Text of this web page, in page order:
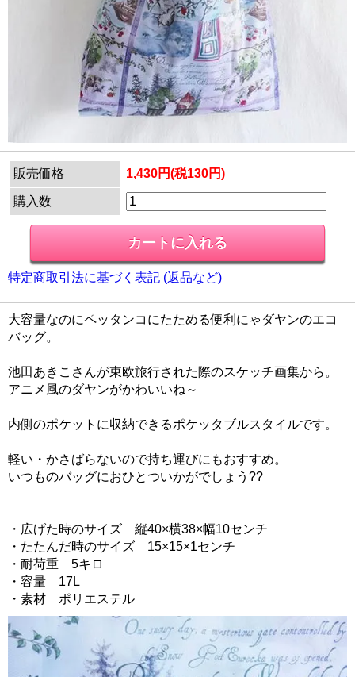
販売価格 1,430円(税130円)
購入数
特定商取引法に基づく表記 (返品など)
大容量なのにペッタンコにたためる便利にゃダヤンのエコ
バッグ。
池田あきこさんが東欧旅行された際のスケッチ画集から。
アニメ風のダヤンがかわいいね～
内側のポケットに収納できるポケッタブルスタイルです。
軽い・かさばらないので持ち運びにもおすすめ。
いつものバッグにおひとついかがでしょう??
・広げた時のサイズ 縦40×横38×幅10センチ
・たたんだ時のサイズ 15×15×1センチ
・耐荷重 5キロ
・容量 17L
・素材 ポリエステル